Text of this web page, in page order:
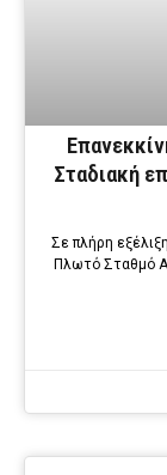
Σταδιακή
Σε πλήρη
Πλωτό Σταθμό